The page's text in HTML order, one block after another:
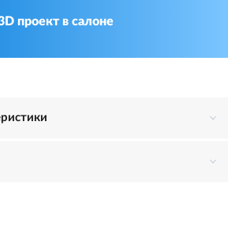
проект в салоне